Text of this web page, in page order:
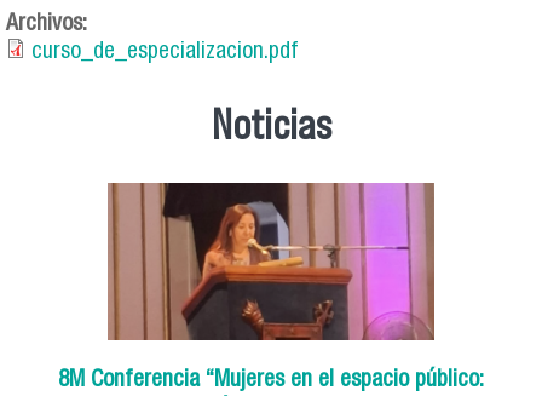
Archivos:
curso_de_especializacion.pdf
Noticias
8M Conferencia “Mujeres en el espacio público: